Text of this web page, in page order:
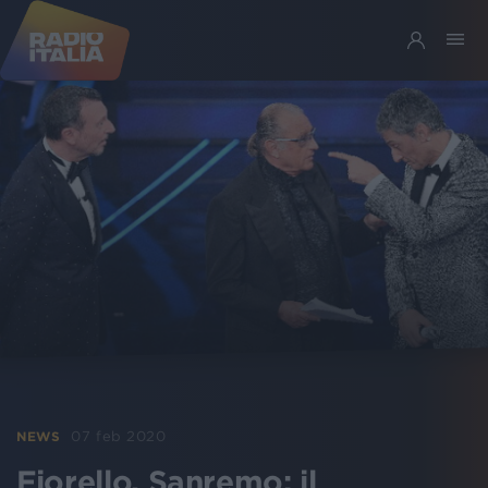
NEWS 07 feb 2020